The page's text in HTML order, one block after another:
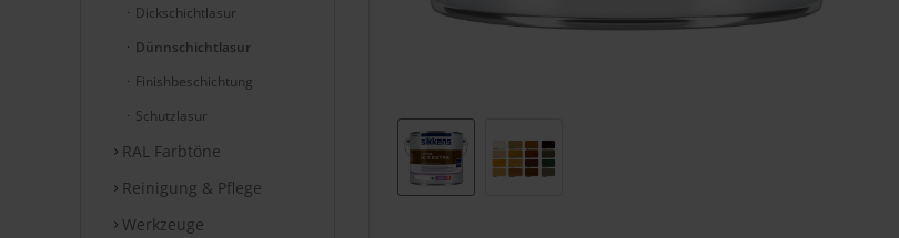
Dickschichtlasur
Dünnschichtlasur
Finishbeschichtung
Schutzlasur
RAL Farbtöne
Reinigung & Pflege
Werkzeuge